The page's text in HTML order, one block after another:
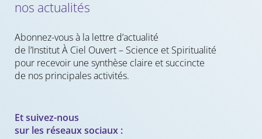
nos actualités
Abonnez-vous à la lettre d’actualité
de l’Institut À Ciel Ouvert – Science et Spiritualité
pour recevoir une synthèse claire et succincte
de nos principales activités.
Et suivez-nous
sur les réseaux sociaux :